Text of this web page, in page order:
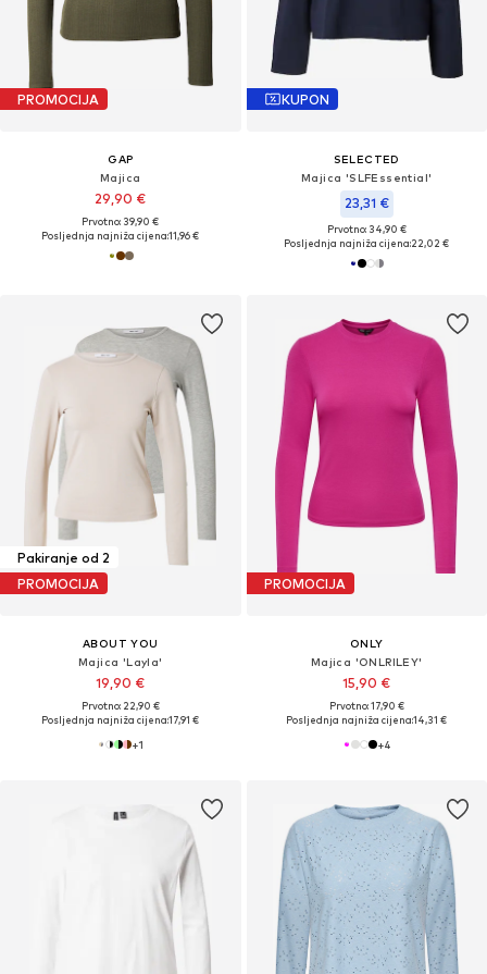
PROMOCIJA
GAP
Majica
29,90 €
Prvotno: 39,90 €
Posljednja najniža cijena:11,96 €
KUPON
SELECTED
Majica 'SLFEssential'
23,31 €
Prvotno: 34,90 €
Posljednja najniža cijena:22,02 €
Pakiranje od 2
PROMOCIJA
ABOUT YOU
Majica 'Layla'
19,90 €
Prvotno: 22,90 €
Posljednja najniža cijena:17,91 €
+1
PROMOCIJA
ONLY
Majica 'ONLRILEY'
15,90 €
Prvotno: 17,90 €
Posljednja najniža cijena:14,31 €
+4